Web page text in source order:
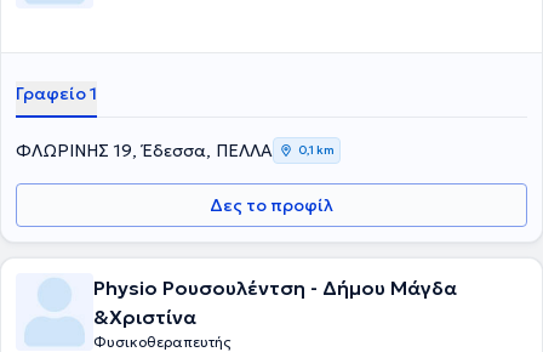
Γραφείο 1
ΦΛΩΡΙΝΗΣ 19, Έδεσσα, ΠΕΛΛΑ 0,1 km
Δες το προφίλ
Physio Ρουσουλέντση - Δήμου Μάγδα
&Χριστίνα
Φυσικοθεραπευτής